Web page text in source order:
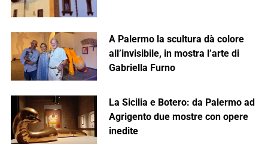
A Palermo la scultura dà colore
all’invisibile, in mostra l’arte di
Gabriella Furno
La Sicilia e Botero: da Palermo ad
Agrigento due mostre con opere
inedite